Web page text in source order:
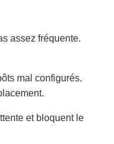
assez fréquente.
mal configurés.
et bloquent le